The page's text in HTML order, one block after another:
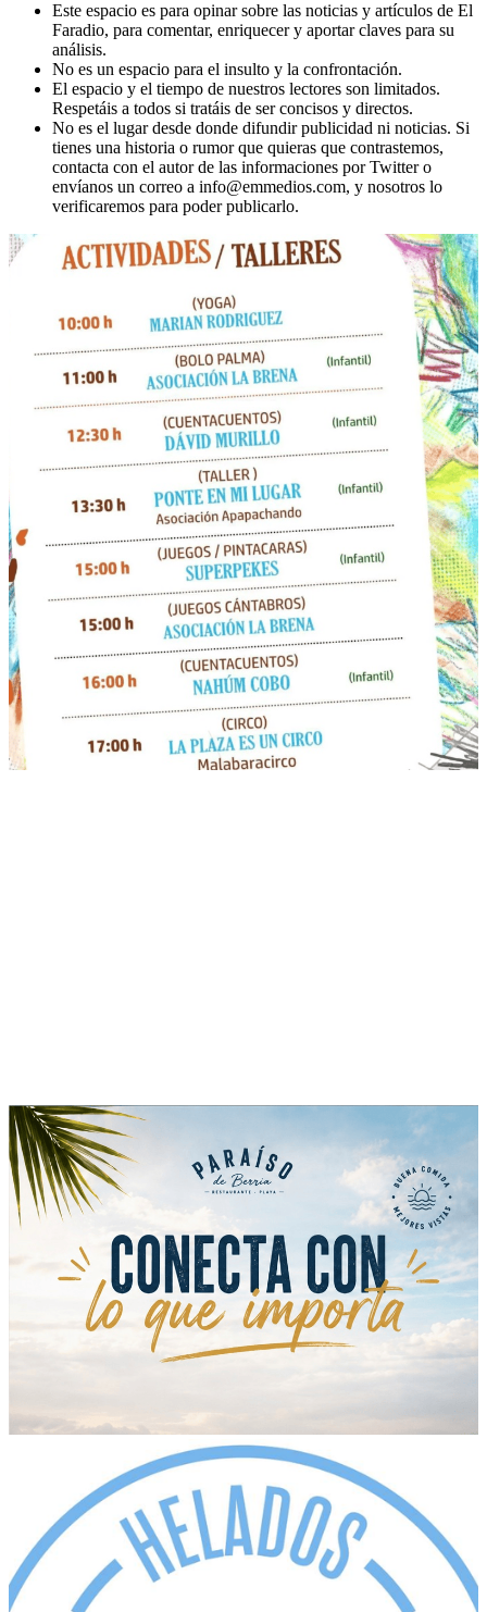
Este espacio es para opinar sobre las noticias y artículos de El
Faradio, para comentar, enriquecer y aportar claves para su
análisis.
No es un espacio para el insulto y la confrontación.
El espacio y el tiempo de nuestros lectores son limitados.
Respetáis a todos si tratáis de ser concisos y directos.
No es el lugar desde donde difundir publicidad ni noticias. Si
tienes una historia o rumor que quieras que contrastemos,
contacta con el autor de las informaciones por Twitter o
envíanos un correo a info@emmedios.com, y nosotros lo
verificaremos para poder publicarlo.